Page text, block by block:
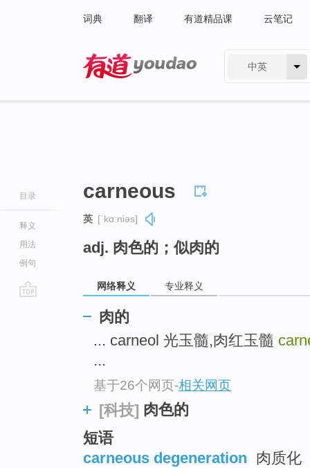
词典 翻译 有道精品课 云笔记
中英
目录
释义
用法
例句
carneous
英 [ˈkɑːniəs]
adj. 肉色的；似肉的
网络释义 专业释义
肉的
... carneol 光玉髓,肉红玉髓
...
基于26个网页-相关网页
[科技] 肉色的
短语
carneous degeneration 肉质化